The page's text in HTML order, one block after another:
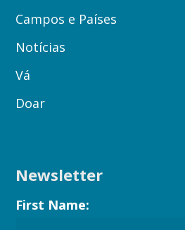
Campos e Países
Notícias
Vá
Doar
Newsletter
First Name: